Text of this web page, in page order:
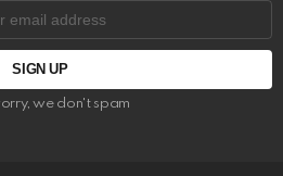
we don't spam